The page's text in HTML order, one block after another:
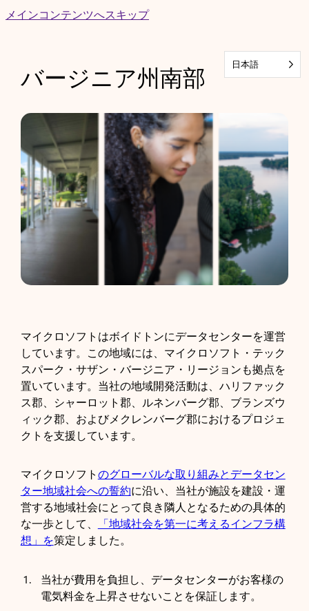
Skip
メインコンテンツへスキップ
日本語
バージニア州南部
マイクロソフトはボイドトンにデータセンターを運営
しています。この地域には、マイクロソフト・テック
スパーク・サザン・バージニア・リージョンも拠点を
置いています。当社の地域開発活動は、ハリファック
ス郡、シャーロット郡、ルネンバーグ郡、ブランズウ
ィック郡、およびメクレンバーグ郡におけるプロジェ
クトを支援しています。
マイクロソフトのグローバルな取り組みとデータセン
ター地域社会への誓約に沿い、当社が施設を建設・運
営する地域社会にとって良き隣人となるための具体的
な一歩として、
「地域社会を第一に考えるインフラ構
想」を策定しました。
当社が費用を負担し、データセンターがお客様の
電気料金を上昇させないことを保証します。